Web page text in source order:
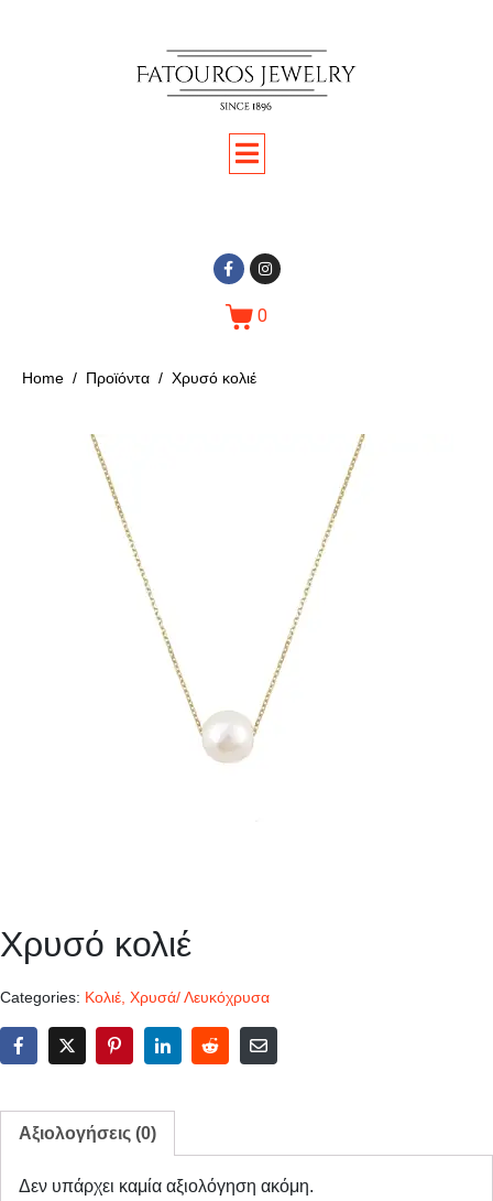
0
Home Προϊόντα Χρυσό κολιέ
Χρυσό κολιέ
Categories: Κολιέ Χρυσά/ Λευκόχρυσα
Αξιολογήσεις (0)
Δεν υπάρχει καμία αξιολόγηση ακόμη.